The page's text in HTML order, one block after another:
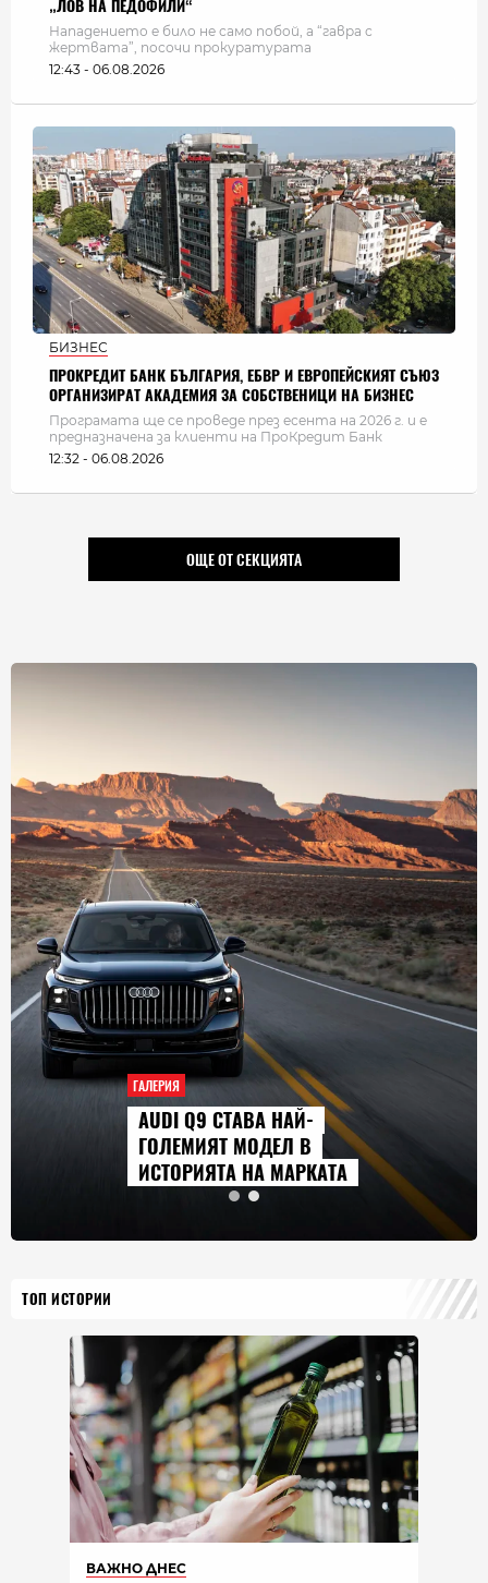
„ЛОВ НА ПЕДОФИЛИ“
Нападението е било не само побой, а “гавра с
жертвата”, посочи прокуратурата
12:43 - 06.08.2026
БИЗНЕС
ПРОКРЕДИТ БАНК БЪЛГАРИЯ, ЕБВР И ЕВРОПЕЙСКИЯТ СЪЮЗ
ОРГАНИЗИРАТ АКАДЕМИЯ ЗА СОБСТВЕНИЦИ НА БИЗНЕС
Програмата ще се проведе през есента на 2026 г. и е
предназначена за клиенти на ПроКредит Банк
12:32 - 06.08.2026
ОЩЕ ОТ СЕКЦИЯТА
ГАЛЕРИЯ
AUDI Q9 СТАВА НАЙ-
ГОЛЕМИЯТ МОДЕЛ В
ИСТОРИЯТА НА МАРКАТА
ТОП ИСТОРИИ
ВАЖНО ДНЕС